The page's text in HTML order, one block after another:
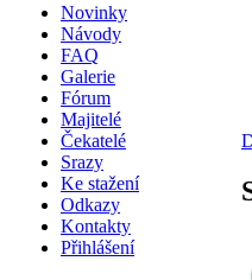
Novinky
Návody
FAQ
Galerie
Fórum
Majitelé
Čekatelé
Srazy
Ke stažení
Odkazy
Kontakty
Přihlášení